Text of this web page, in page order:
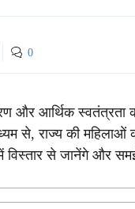
0
और आर्थिक स्वतंत्रता
से, राज्य की
विस्तार से जानेंगे और